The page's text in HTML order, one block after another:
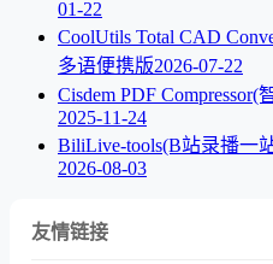
01-22
CoolUtils Total CAD
多语便携版2026-07-22
Cisdem PDF
2025-11-24
BiliLive-tools(B站录播一
2026-08-03
友情链接